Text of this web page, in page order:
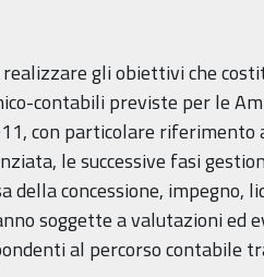
gli obiettivi che
contabili previste per le
con particolare
le successive fasi
della concessione, impegno,
soggette a valutazioni ed
al percorso contabile